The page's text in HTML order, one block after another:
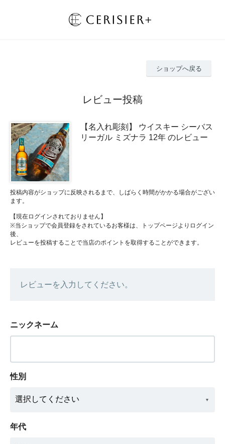
ショップへ戻る
レビュー投稿
【名入れ彫刻】 ウイスキー シーバス
リーガル ミズナラ 12年 のレビュー
投稿内容がショップに反映されるまで、しばらく時間がかかる場合がござい
ます。
【現在ログインされておりません】
※当ショップで会員登録をされているお客様は、トップページよりログイン
後、
レビューを投稿することで当店のポイントを取得することができます。
レビューを入力してください。
ニックネーム
性別
年代